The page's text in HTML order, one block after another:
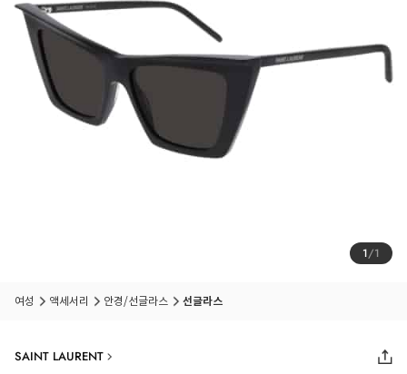
1/1
여성 액세서리 안경/선글라스 선글라스
SAINT LAURENT